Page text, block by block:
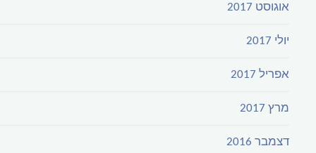
אוגוסט 2017
יולי 2017
אפריל 2017
מרץ 2017
דצמבר 2016